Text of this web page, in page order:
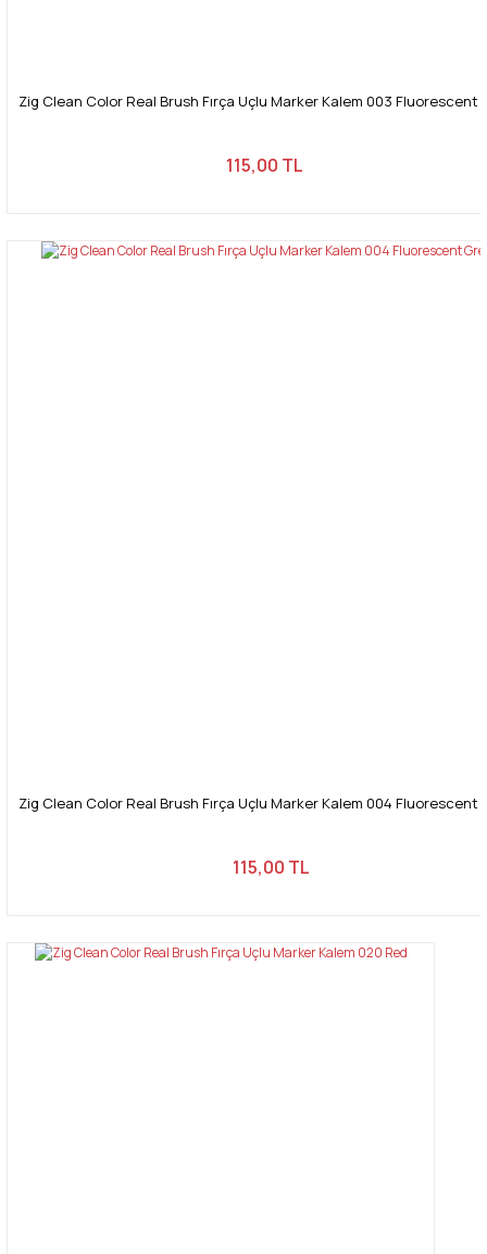
Zig Clean Color Real Brush Fırça Uçlu Marker Kalem 003 Fluorescent
115,00 TL
Zig Clean Color Real Brush Fırça Uçlu Marker Kalem 004 Fluorescent
115,00 TL